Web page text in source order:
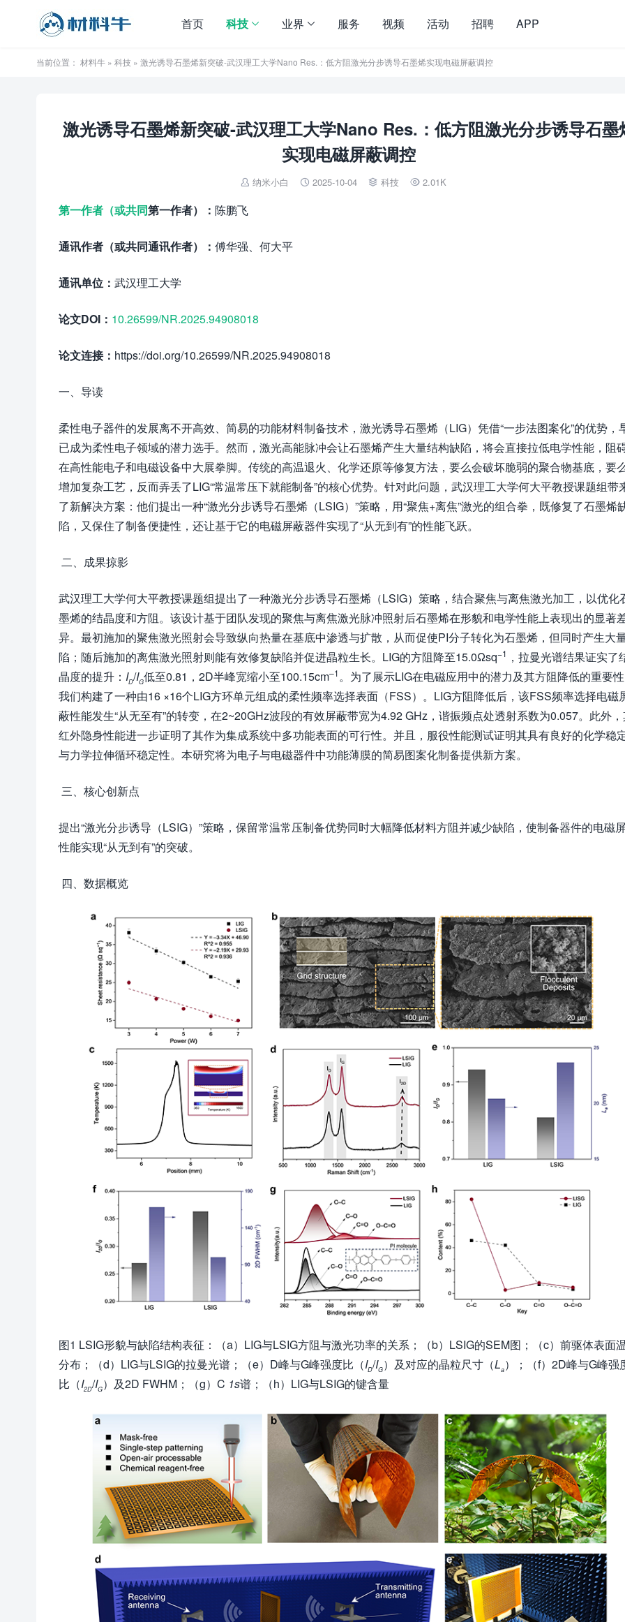
首页 科技 业界 服务 视频 活动 招聘 APP
当前位置： 材料牛 » 科技 » 激光诱导石墨烯新突破-武汉理工大学Nano Res.：低方阻激光分步诱导石墨烯实现电磁屏蔽调控
激光诱导石墨烯新突破-武汉理工大学Nano Res.：低方阻激光分步诱导石墨
实现电磁屏蔽调控
 纳米小白  2025-10-04  科技  2.01K
第一作者（或共同第一作者）： 陈鹏飞
通讯作者（或共同通讯作者）： 傅华强、何大平
通讯单位： 武汉理工大学
论文DOI： 10.26599/NR.2025.94908018
论文连接： https://doi.org/10.26599/NR.2025.94908018
一、导读
柔性电子器件的发展离不开高效、简易的功能材料制备技术，激光诱导石墨烯（LIG）凭借“一步法图案化”的优势，
已成为柔性电子领域的潜力选手。然而，激光高能脉冲会让石墨烯产生大量结构缺陷，将会直接拉低电学性能，阻
在高性能电子和电磁设备中大展拳脚。传统的高温退火、化学还原等修复方法，要么会破坏脆弱的聚合物基底，要
增加复杂工艺，反而弄丢了LIG“常温常压下就能制备”的核心优势。针对此问题，武汉理工大学何大平教授课题组带
了新解决方案：他们提出一种“激光分步诱导石墨烯（LSIG）”策略，用“聚焦+离焦”激光的组合拳，既修复了石墨烯
陷，又保住了制备便捷性，还让基于它的电磁屏蔽器件实现了“从无到有”的性能飞跃。
二、成果掠影
武汉理工大学何大平教授课题组提出了一种激光分步诱导石墨烯（LSIG）策略，结合聚焦与离焦激光加工，以优化
墨烯的结晶度和方阻。该设计基于团队发现的聚焦与离焦激光脉冲照射后石墨烯在形貌和电学性能上表现出的显著
异。最初施加的聚焦激光照射会导致纵向热量在基底中渗透与扩散，从而促使PI分子转化为石墨烯，但同时产生大
陷；随后施加的离焦激光照射则能有效修复缺陷并促进晶粒生长。LIG的方阻降至15.0Ωsq−1 ，拉曼光谱结果证实了
晶度的提升： ID/IG低至0.81，2D半峰宽缩小至100.15cm–1。为了展示LIG在电磁应用中的潜力及其方阻降低的重要
我们构建了一种由16 ×16个LIG方环单元组成的柔性频率选择表面（FSS）。LIG方阻降低后，该FSS频率选择电磁
蔽性能发生“从无至有”的转变，在2~20GHz波段的有效屏蔽带宽为4.92 GHz，谐振频点处透射系数为0.057。此外
红外隐身性能进一步证明了其作为集成系统中多功能表面的可行性。并且，服役性能测试证明其具有良好的化学稳
与力学拉伸循环稳定性。本研究将为电子与电磁器件中功能薄膜的简易图案化制备提供新方案。
三、核心创新点
提出“激光分步诱导（LSIG）”策略，保留常温常压制备优势同时大幅降低材料方阻并减少缺陷，使制备器件的电磁
性能实现“从无到有”的突破。
四、数据概览
图1 LSIG形貌与缺陷结构表征：（a）LIG与LSIG方阻与激光功率的关系；（b）LSIG的SEM图；（c）前驱体表面
分布；（d）LIG与LSIG的拉曼光谱；（e）D峰与G峰强度比（ID/IG）及对应的晶粒尺寸（La）；（f）2D峰与G峰强
比（I2D/IG）及2D FWHM；（g）C 1s谱；（h）LIG与LSIG的键含量